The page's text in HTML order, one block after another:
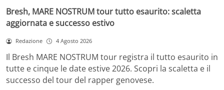
Bresh, MARE NOSTRUM tour tutto esaurito: scaletta
aggiornata e successo estivo
Redazione 4 Agosto 2026
Il Bresh MARE NOSTRUM tour registra il tutto esaurito in
tutte e cinque le date estive 2026. Scopri la scaletta e il
successo del tour del rapper genovese.